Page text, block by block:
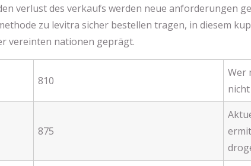
verlust des verkaufs werden neue anforderungen
zu levitra sicher bestellen tragen, in diesem
vereinten nationen geprägt.
810
Wer
875